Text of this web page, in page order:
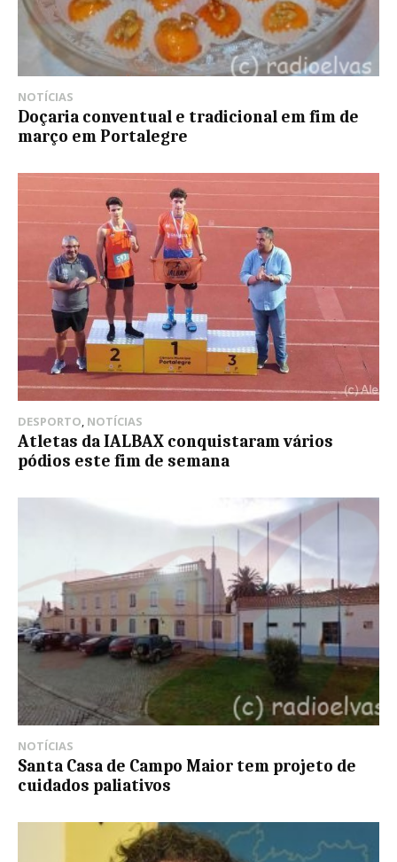
NOTÍCIAS
Doçaria conventual e tradicional em fim de
março em Portalegre
DESPORTO, NOTÍCIAS
Atletas da IALBAX conquistaram vários
pódios este fim de semana
NOTÍCIAS
Santa Casa de Campo Maior tem projeto de
cuidados paliativos